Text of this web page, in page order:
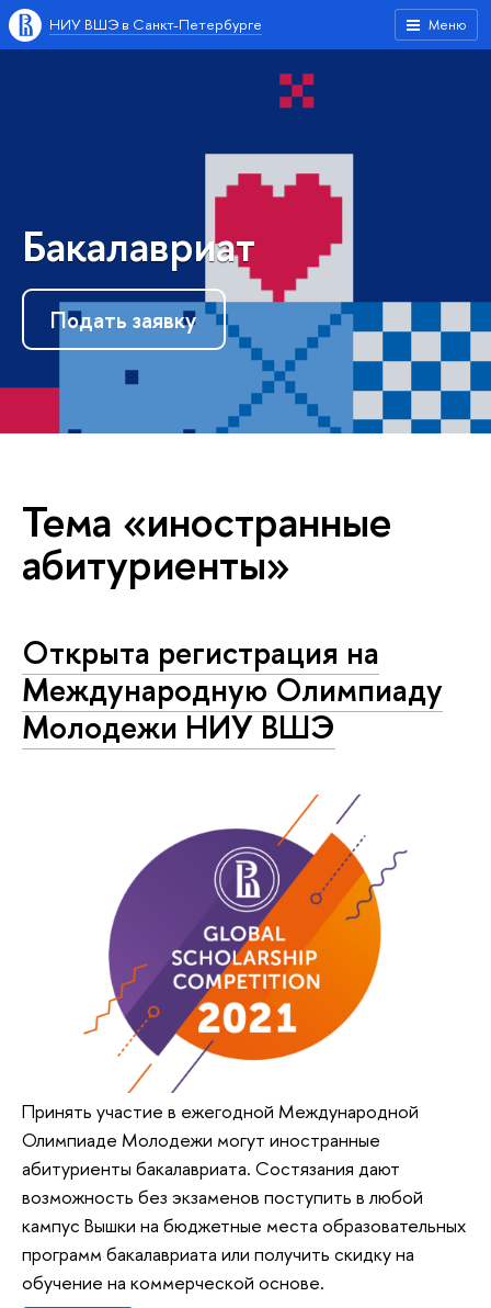
Меню
НИУ ВШЭ в Санкт-Петербурге
Бакалавриат
Подать заявку
Тема «иностранные
абитуриенты»
Открыта регистрация на
Международную Олимпиаду
Молодежи НИУ ВШЭ
Принять участие в ежегодной Международной
Олимпиаде Молодежи могут иностранные
абитуриенты бакалавриата. Состязания дают
возможность без экзаменов поступить в любой
кампус Вышки на бюджетные места образовательных
программ бакалавриата или получить скидку на
обучение на коммерческой основе.